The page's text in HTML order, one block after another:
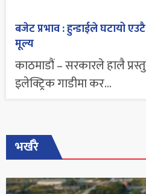
बजेट प्रभाव : हुन्डाईले घटायो
मूल्य
काठमाडौं – सरकारले हालै
इलेक्ट्रिक गाडीमा कर...
भर्खरै